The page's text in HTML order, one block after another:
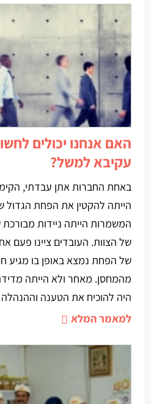
האם אנחנו יכולים
עקיבא למשל?
באחת החברות אתן עבדתי,
הייתה להקטין את הפחת
המשמרות הייתה ניידות
של הצוות. העובדים ציינו פעם
של הפחת נמצא באופן בו מגיע
מהמחסן. מאחר ולא הייתה
היה להוכיח את הטענה
למאמר המלא